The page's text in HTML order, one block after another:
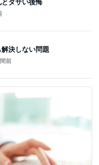
ダサい後悔
決しない問題
前